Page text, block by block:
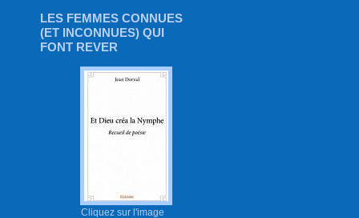
LES FEMMES CONNUES
(ET INCONNUES) QUI
FONT REVER
Cliquez sur l'image